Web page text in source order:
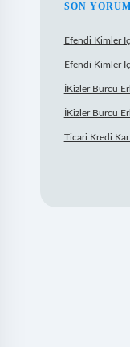
SON
Efendi Kimler
Efendi Kimler
İKizler Burcu
İKizler Burcu
Ticari Kredi